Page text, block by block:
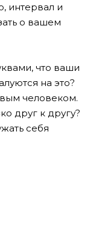
интервал и
о вашем
что ваши
на это?
человеком.
друг к другу?
себя